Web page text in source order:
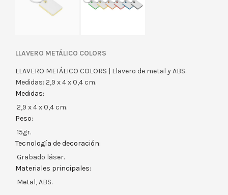
LLAVERO METÁLICO COLORS
LLAVERO METÁLICO COLORS | Llavero de metal y ABS.
Medidas: 2,9 x 4 x 0,4 cm.
Medidas:
2,9 x 4 x 0,4 cm.
Peso:
15gr.
Tecnología de decoración:
Grabado láser.
Materiales principales:
Metal, ABS.